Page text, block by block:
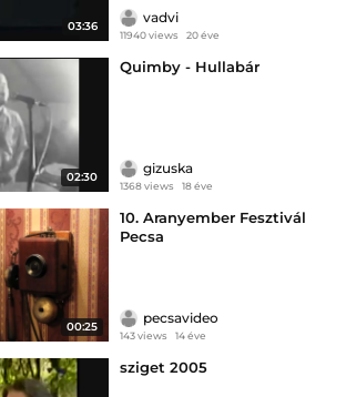
03:36
vadvi
11940 views 20 éve
02:30
Quimby - Hullabár
gizuska
1368 views 18 éve
00:25
10. Aranyember Fesztivál
Pecsa
pecsavideo
143 views 14 éve
sziget 2005